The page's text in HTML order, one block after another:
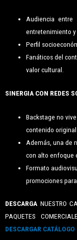
Audiencia
entretenimiento
Perfil
Fanáticos del
valor cultural.
SINERGIA CON REDES
Backstage no
contenido
Además, una de
con alto enfoque
Formato
promociones
DESCARGA NUESTRO
PAQUETES
DESCARGAR CATÁLOGO